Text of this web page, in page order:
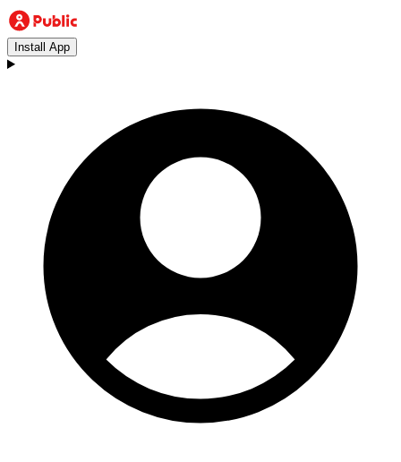
Install App